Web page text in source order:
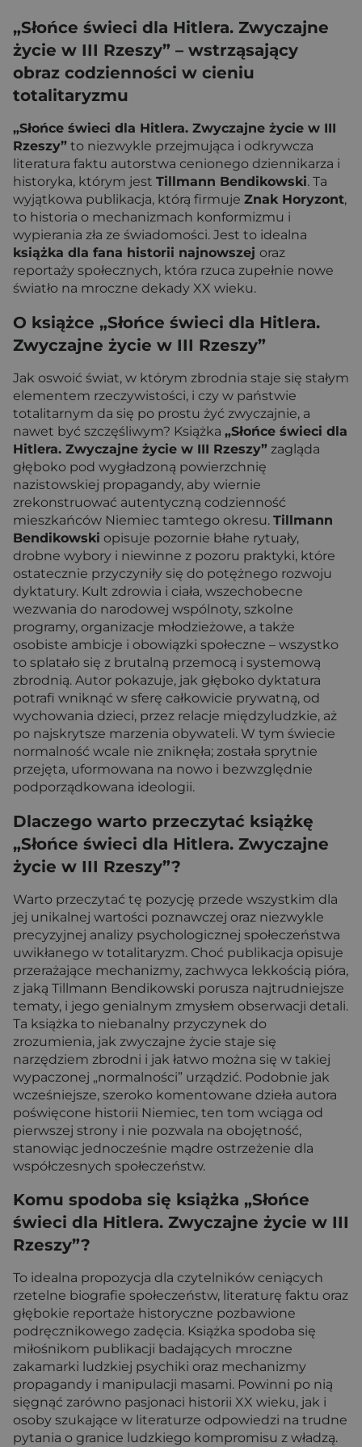
„Słońce świeci dla Hitlera. Zwyczajne
życie w III Rzeszy” – wstrząsający
obraz codzienności w cieniu
totalitaryzmu
„Słońce świeci dla Hitlera. Zwyczajne życie w III
Rzeszy” to niezwykle przejmująca i odkrywcza
literatura faktu autorstwa cenionego dziennikarza i
historyka, którym jest Tillmann Bendikowski. Ta
wyjątkowa publikacja, którą firmuje Znak Horyzont,
to historia o mechanizmach konformizmu i
wypierania zła ze świadomości. Jest to idealna
książka dla fana historii najnowszej oraz
reportaży społecznych, która rzuca zupełnie nowe
światło na mroczne dekady XX wieku.
O książce „Słońce świeci dla Hitlera.
Zwyczajne życie w III Rzeszy”
Jak oswoić świat, w którym zbrodnia staje się stałym
elementem rzeczywistości, i czy w państwie
totalitarnym da się po prostu żyć zwyczajnie, a
nawet być szczęśliwym? Książka „Słońce świeci dla
Hitlera. Zwyczajne życie w III Rzeszy” zagląda
głęboko pod wygładzoną powierzchnię
nazistowskiej propagandy, aby wiernie
zrekonstruować autentyczną codzienność
mieszkańców Niemiec tamtego okresu. Tillmann
Bendikowski opisuje pozornie błahe rytuały,
drobne wybory i niewinne z pozoru praktyki, które
ostatecznie przyczyniły się do potężnego rozwoju
dyktatury. Kult zdrowia i ciała, wszechobecne
wezwania do narodowej wspólnoty, szkolne
programy, organizacje młodzieżowe, a także
osobiste ambicje i obowiązki społeczne – wszystko
to splatało się z brutalną przemocą i systemową
zbrodnią. Autor pokazuje, jak głęboko dyktatura
potrafi wniknąć w sferę całkowicie prywatną, od
wychowania dzieci, przez relacje międzyludzkie, aż
po najskrytsze marzenia obywateli. W tym świecie
normalność wcale nie zniknęła; została sprytnie
przejęta, uformowana na nowo i bezwzględnie
podporządkowana ideologii.
Dlaczego warto przeczytać książkę
„Słońce świeci dla Hitlera. Zwyczajne
życie w III Rzeszy”?
Warto przeczytać tę pozycję przede wszystkim dla
jej unikalnej wartości poznawczej oraz niezwykle
precyzyjnej analizy psychologicznej społeczeństwa
uwikłanego w totalitaryzm. Choć publikacja opisuje
przerażające mechanizmy, zachwyca lekkością pióra,
z jaką Tillmann Bendikowski porusza najtrudniejsze
tematy, i jego genialnym zmysłem obserwacji detali.
Ta książka to niebanalny przyczynek do
zrozumienia, jak zwyczajne życie staje się
narzędziem zbrodni i jak łatwo można się w takiej
wypaczonej „normalności” urządzić. Podobnie jak
wcześniejsze, szeroko komentowane dzieła autora
poświęcone historii Niemiec, ten tom wciąga od
pierwszej strony i nie pozwala na obojętność,
stanowiąc jednocześnie mądre ostrzeżenie dla
współczesnych społeczeństw.
Komu spodoba się książka „Słońce
świeci dla Hitlera. Zwyczajne życie w III
Rzeszy”?
To idealna propozycja dla czytelników ceniących
rzetelne biografie społeczeństw, literaturę faktu oraz
głębokie reportaże historyczne pozbawione
podręcznikowego zadęcia. Książka spodoba się
miłośnikom publikacji badających mroczne
zakamarki ludzkiej psychiki oraz mechanizmy
propagandy i manipulacji masami. Powinni po nią
sięgnąć zarówno pasjonaci historii XX wieku, jak i
osoby szukające w literaturze odpowiedzi na trudne
pytania o granice ludzkiego kompromisu z władzą.